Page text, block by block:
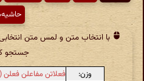
با انتخاب متن و لمس متن انتخابی
جستجو
وزن:
فعلاتن مفاعلن